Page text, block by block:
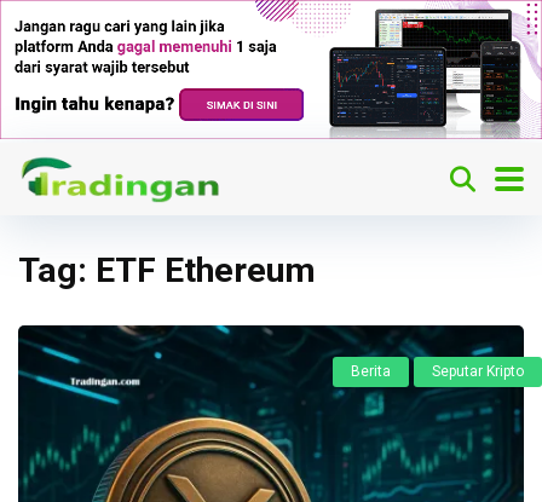
Tag: ETF Ethereum
Berita Seputar Kripto